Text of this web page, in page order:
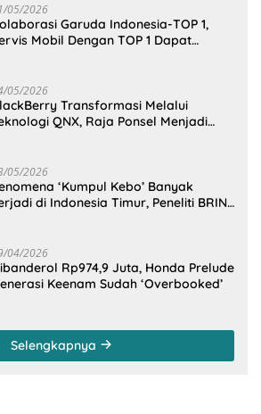
05/2026
Garuda Indonesia-TOP 1,
Mobil Dengan TOP 1 Dapat
05/2026
Transformasi Melalui
QNX, Raja Ponsel Menjadi
05/2026
‘Kumpul Kebo’ Banyak
di Indonesia Timur, Peneliti BRIN
04/2026
Rp974,9 Juta, Honda Prelude
Keenam Sudah ‘Overbooked’
Selengkapnya